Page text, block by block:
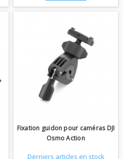
Fixation guidon pour caméras DJI
Osmo Action
Derniers articles en stock